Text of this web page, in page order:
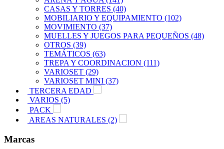
CASAS Y TORRES (40)
MOBILIARIO Y EQUIPAMIENTO (102)
MOVIMIENTO (37)
MUELLES Y JUEGOS PARA PEQUEÑOS (48)
OTROS (39)
TEMÁTICOS (63)
TREPA Y COORDINACION (111)
VARIOSET (29)
VARIOSET MINI (37)
TERCERA EDAD
VARIOS (5)
PACK
AREAS NATURALES (2)
Marcas